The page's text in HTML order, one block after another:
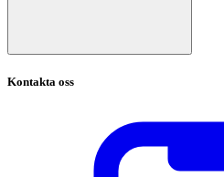
Kontakta oss